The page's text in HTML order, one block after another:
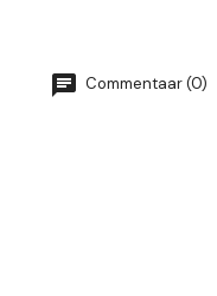
Commentaar (0)